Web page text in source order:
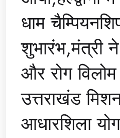
धाम
शुभारंभ,मंत्री
और रोग
उत्तराखंड
आधारशिला